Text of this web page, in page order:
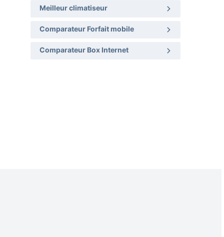
Meilleur climatiseur
Comparateur Forfait mobile
Comparateur Box Internet